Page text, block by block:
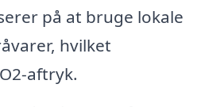
på at bruge lokale
hvilket
aftryk.